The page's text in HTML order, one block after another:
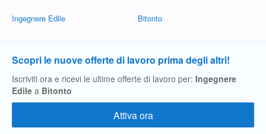
Ingegnere Edile Bitonto
Scopri le nuove offerte di lavoro prima degli altri!
Iscriviti ora e ricevi le ultime offerte di lavoro per: Ingegnere
Edile a Bitonto